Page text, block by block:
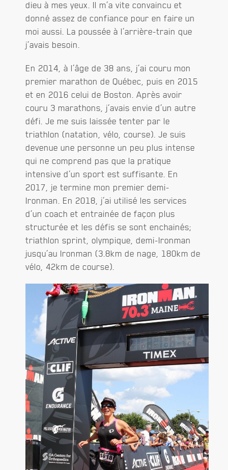
dieu à mes yeux. Il m’a vite convaincu et
donné assez de confiance pour en faire un
moi aussi. La poussée à l’arrière-train que
j’avais besoin.
En 2014, à l’âge de 38 ans, j’ai couru mon
premier marathon de Québec, puis en 2015
et en 2016 celui de Boston. Après avoir
couru 3 marathons, j’avais envie d’un autre
défi. Je me suis laissée tenter par le
triathlon (natation, vélo, course). Je suis
devenue une personne un peu plus intense
qui ne comprend pas que la pratique
intensive d’un sport est suffisante. En
2017, je termine mon premier demi-
Ironman. En 2018, j’ai utilisé les services
d’un coach et entrainée de façon plus
structurée et les défis se sont enchainés;
triathlon sprint, olympique, demi-Ironman
jusqu’au Ironman (3.8km de nage, 180km de
vélo, 42km de course).